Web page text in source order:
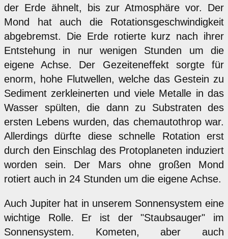
der Erde ähnelt, bis zur Atmosphäre vor. Der
Mond hat auch die Rotationsgeschwindigkeit
abgebremst. Die Erde rotierte kurz nach ihrer
Entstehung in nur wenigen Stunden um die
eigene Achse. Der Gezeiteneffekt sorgte für
enorm, hohe Flutwellen, welche das Gestein zu
Sediment zerkleinerten und viele Metalle in das
Wasser spülten, die dann zu Substraten des
ersten Lebens wurden, das chemautothrop war.
Allerdings dürfte diese schnelle Rotation erst
durch den Einschlag des Protoplaneten induziert
worden sein. Der Mars ohne großen Mond
rotiert auch in 24 Stunden um die eigene Achse.
Auch Jupiter hat in unserem Sonnensystem eine
wichtige Rolle. Er ist der "Staubsauger" im
Sonnensystem. Kometen, aber auch